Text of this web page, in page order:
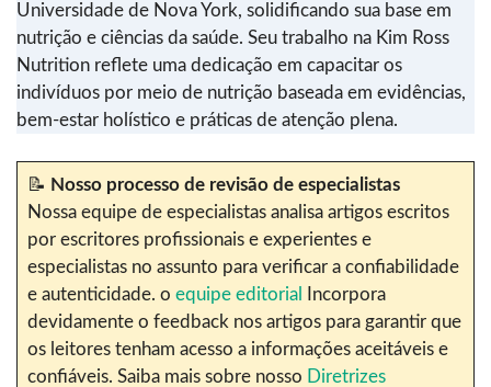
Universidade de Nova York, solidificando sua base em
nutrição e ciências da saúde. Seu trabalho na Kim Ross
Nutrition reflete uma dedicação em capacitar os
indivíduos por meio de nutrição baseada em evidências,
bem-estar holístico e práticas de atenção plena.
📝 Nosso processo de revisão de especialistas
Nossa equipe de especialistas analisa artigos escritos
por escritores profissionais e experientes e
especialistas no assunto para verificar a confiabilidade
e autenticidade. o equipe editorial
Incorpora
devidamente o feedback nos artigos para garantir que
os leitores tenham acesso a informações aceitáveis e
confiáveis. Saiba mais sobre nosso Diretrizes